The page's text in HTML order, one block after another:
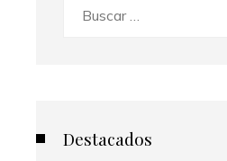
Destacados